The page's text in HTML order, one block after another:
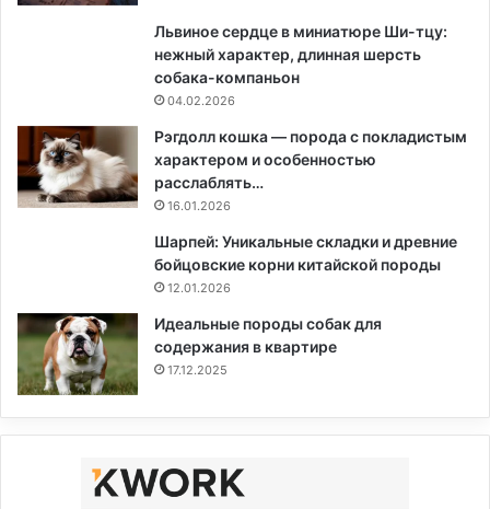
Львиное сердце в миниатюре Ши-тцу:
нежный характер, длинная шерсть
собака-компаньон
04.02.2026
Рэгдолл кошка — порода с покладистым
характером и особенностью
расслаблять…
16.01.2026
Шарпей: Уникальные складки и древние
бойцовские корни китайской породы
12.01.2026
Идеальные породы собак для
содержания в квартире
17.12.2025